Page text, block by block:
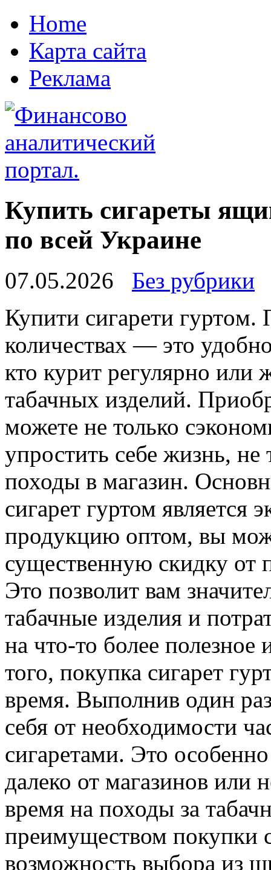
Home
Карта сайта
Реклама
Купить сигареты
по всей Украине
07.05.2026
Без рубрики
Купити сигaрeти гуртoм.
количествах — это
кто курит регулярно или
табачных изделий.
можете не только
упростить себе жизнь, не
походы в магазин.
сигарет гуртом является
продукцию оптом, вы
существенную скидку от
Это позволит вам
табачные изделия и
на что-то более
того, покупка сигарет
время. Выполнив один
себя от необходимости
сигаретами. Это
далеко от магазинов или
время на походы за
преимуществом покупки
возможность выбора из